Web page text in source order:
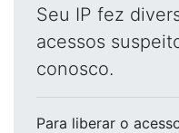
Seu IP fez
acessos
conosco.
Para liberar o